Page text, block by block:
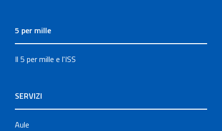
5 per mille
Il 5 per mille e l'ISS
SERVIZI
Aule